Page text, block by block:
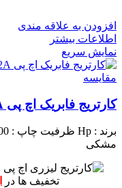
افزودن به علاقه مندی
اطلاعات بیشتر
نمایش سریع
مقايسه
کارتریج فابریک اچ پی HP 92A
برند : Hp ظرفیت چاپ : 2500 برگ
مشکی
تخفیف ها در